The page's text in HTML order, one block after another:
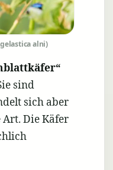
alni)
sind
sich aber
Die Käfer